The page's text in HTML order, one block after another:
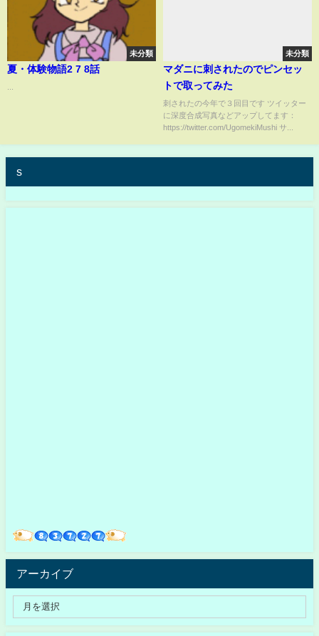
未分類
夏・体験物語2 7 8話
未分類
マダニに刺されたのでピンセッ
トで取ってみた
刺されたの今年で３回目です ツイッター
に深度合成写真などアップしてます：
https://twitter.com/UgomekiMushi サ...
s
アーカイブ